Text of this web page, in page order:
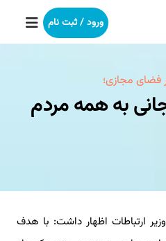
ورود / ثبت نام
فضای مجازی؛
به همه مردم
ارتباطات اظهار داشت: با هدف